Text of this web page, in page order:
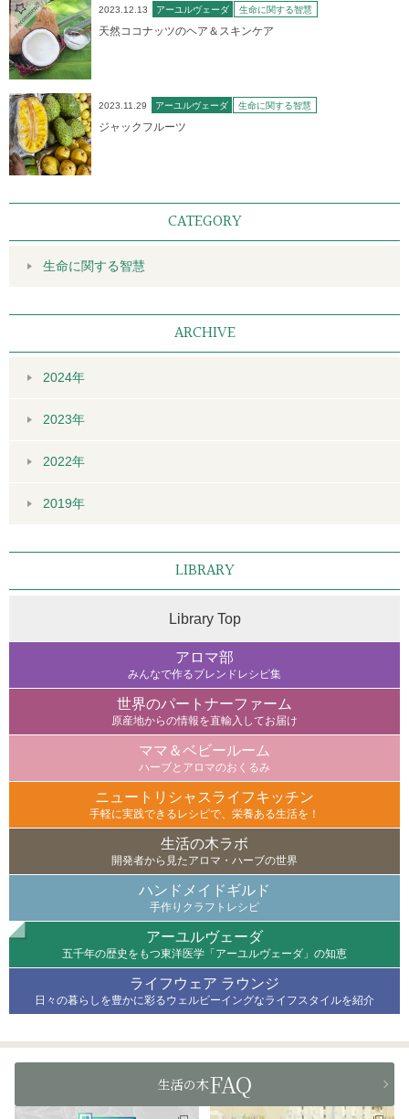
2023.12.13 アーユルヴェーダ 生命に関する智慧
天然ココナッツのヘア＆スキンケア
2023.11.29 アーユルヴェーダ 生命に関する智慧
ジャックフルーツ
CATEGORY
生命に関する智慧
ARCHIVE
2024年
2023年
2022年
2019年
LIBRARY
Library Top
アロマ部
みんなで作るブレンドレシピ集
世界のパートナーファーム
原産地からの情報を直輸入してお届け
ママ＆ベビールーム
ハーブとアロマのおくるみ
ニュートリシャスライフキッチン
手軽に実践できるレシピで、栄養ある生活を！
生活の木ラボ
開発者から見たアロマ・ハーブの世界
ハンドメイドギルド
手作りクラフトレシピ
アーユルヴェーダ
五千年の歴史をもつ東洋医学「アーユルヴェーダ」の知恵
ライフウェア ラウンジ
日々の暮らしを豊かに彩るウェルビーイングなライフスタイルを紹介
生活の木FAQ